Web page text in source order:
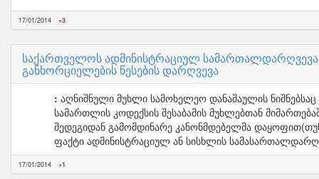
17/01/2014 +3
საქართველოს ადმინისტრაციულ
განხორციელების წესების დარღვევა
აღნიშნული მუხლი სამოხელეო დანაშაულის
სამართლის კოდექსის შესაბამის მუხლებთან
შედეგიდან გამომდინარე კანონმდებელმა
ფაქტი ადმინისტრაციულ ან სისხლის
17/01/2014 +1